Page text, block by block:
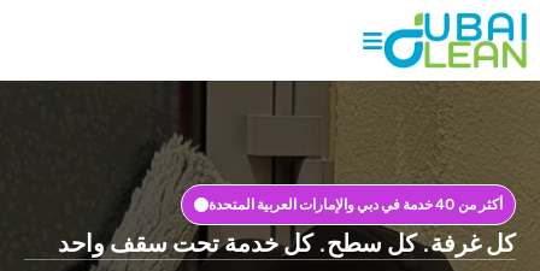
كل سطح. كل خدمة تحت سقف واحد